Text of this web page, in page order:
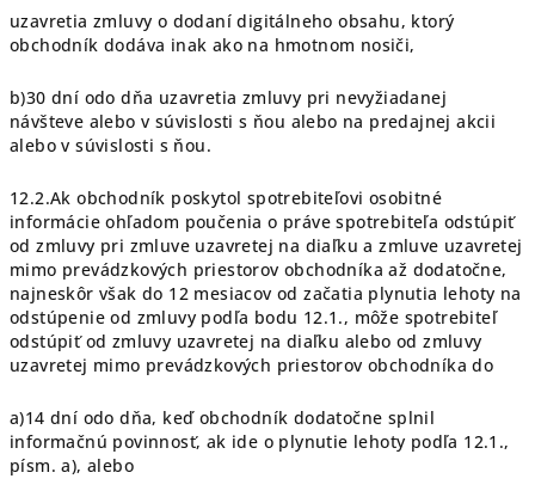
uzavretia zmluvy o dodaní digitálneho obsahu, ktorý
obchodník dodáva inak ako na hmotnom nosiči,
b)30 dní odo dňa uzavretia zmluvy pri nevyžiadanej
návšteve alebo v súvislosti s ňou alebo na predajnej akcii
alebo v súvislosti s ňou.
12.2.Ak obchodník poskytol spotrebiteľovi osobitné
informácie ohľadom poučenia o práve spotrebiteľa odstúpiť
od zmluvy pri zmluve uzavretej na diaľku a zmluve uzavretej
mimo prevádzkových priestorov obchodníka až dodatočne,
najneskôr však do 12 mesiacov od začatia plynutia lehoty na
odstúpenie od zmluvy podľa bodu 12.1., môže spotrebiteľ
odstúpiť od zmluvy uzavretej na diaľku alebo od zmluvy
uzavretej mimo prevádzkových priestorov obchodníka do
a)14 dní odo dňa, keď obchodník dodatočne splnil
informačnú povinnosť, ak ide o plynutie lehoty podľa 12.1.,
písm. a), alebo